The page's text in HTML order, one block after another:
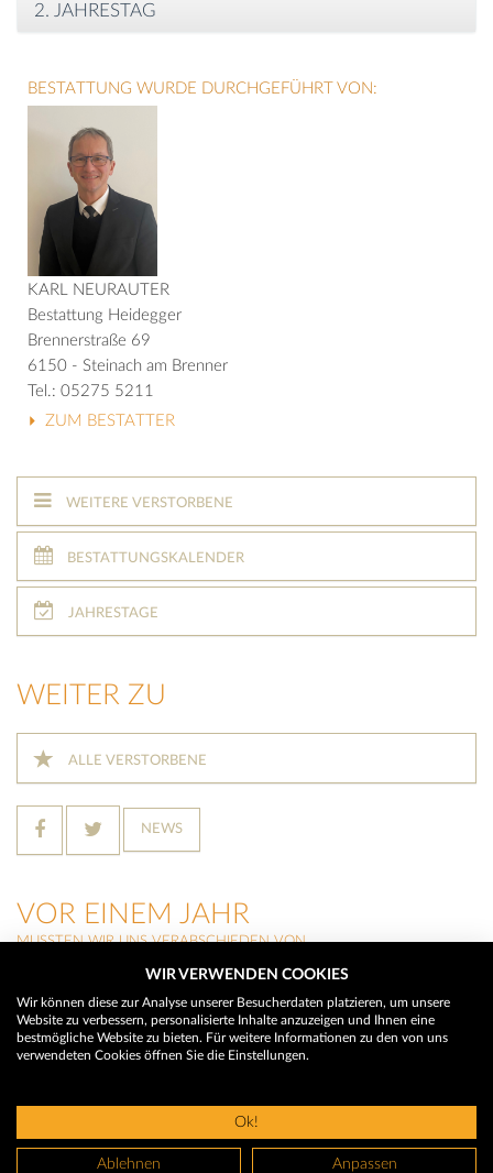
2. JAHRESTAG
BESTATTUNG WURDE DURCHGEFÜHRT VON:
KARL NEURAUTER
Bestattung Heidegger
Brennerstraße 69
6150 - Steinach am Brenner
Tel.: 05275 5211
ZUM BESTATTER
WEITERE VERSTORBENE
BESTATTUNGSKALENDER
JAHRESTAGE
WEITER ZU
ALLE VERSTORBENE
NEWS
VOR EINEM JAHR
MUSSTEN WIR UNS VERABSCHIEDEN VON
MARTIN WALCH
(Neustift im Stubaital)
HILDEGARD BUCHEGGER
(Trins)
© 2026 Trauerhilfe - Das Trauerportal
WIR VERWENDEN COOKIES
Wir können diese zur Analyse unserer Besucherdaten platzieren, um unsere
Website zu verbessern, personalisierte Inhalte anzuzeigen und Ihnen eine
bestmögliche Website zu bieten. Für weitere Informationen zu den von uns
verwendeten Cookies öffnen Sie die Einstellungen.
Ok!
Ablehnen Anpassen